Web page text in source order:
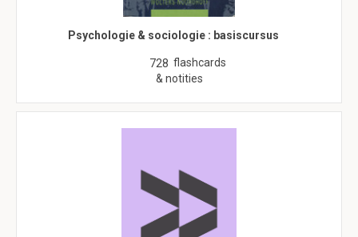
Psychologie & sociologie : basiscursus
728 flashcards
& notities